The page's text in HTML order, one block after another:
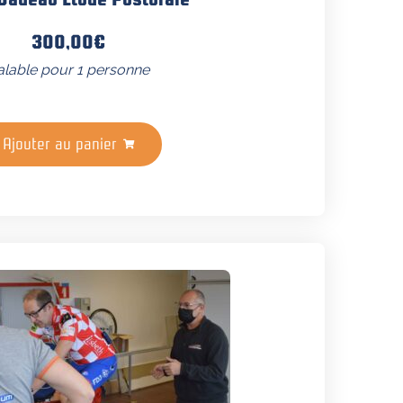
300,00€
pour 1 personne
Ajouter au panier